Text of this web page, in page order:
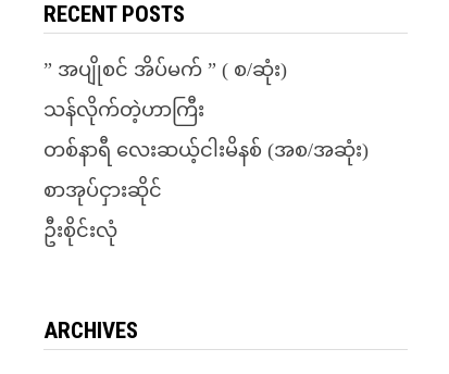
RECENT POSTS
” အပျိုစင် အိပ်မက် ” ( စ/ဆုံး)
သန်လိုက်တဲ့ဟာကြီး
တစ်နာရီ လေးဆယ့်ငါးမိနစ် (အစ/အဆုံး)
စာအုပ်ငှားဆိုင်
ဦးစိုင်းလုံ
ARCHIVES